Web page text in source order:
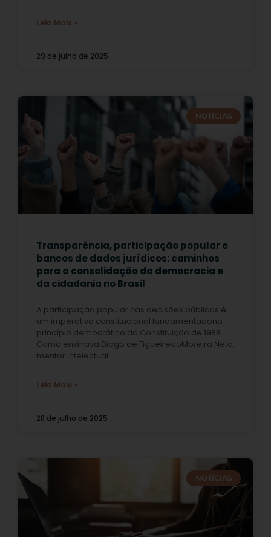
Leia Mais »
29 de julho de 2025
NOTÍCIAS
Transparência, participação popular e
bancos de dados jurídicos: caminhos
para a consolidação da democracia e
da cidadania no Brasil
A participação popular nas decisões públicas é
um imperativo constitucional fundamentadono
princípio democrático da Constituição de 1988.
Como ensinava Diogo de FigueiredoMoreira Neto,
mentor intelectual
Leia Mais »
28 de julho de 2025
NOTÍCIAS